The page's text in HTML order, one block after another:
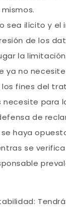
sea ilícito y el
de los
la
ya no
fines del
necesite para
de
haya
se